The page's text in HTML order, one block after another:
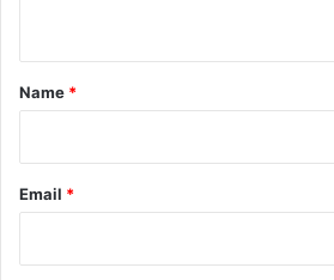
*
Name *
Email *